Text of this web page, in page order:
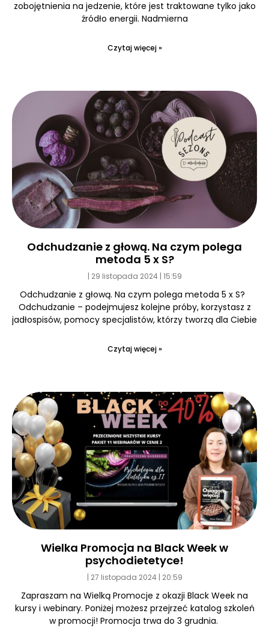
zobojętnienia na jedzenie, które jest traktowane tylko jako
źródło energii. Nadmierna
Czytaj więcej »
Odchudzanie z głową. Na czym polega
metoda 5 x S?
29 listopada 2024 15:59
Odchudzanie z głową. Na czym polega metoda 5 x S?
Odchudzanie – podejmujesz kolejne próby, korzystasz z
jadłospisów, pomocy specjalistów, którzy tworzą dla Ciebie
Czytaj więcej »
Wielka Promocja na Black Week w
psychodietetyce!
27 listopada 2024 20:59
Zapraszam na Wielką Promocje z okazji Black Week na
kursy i webinary. Poniżej możesz przejrzeć katalog szkoleń
w promocji! Promocja trwa do 3 grudnia.